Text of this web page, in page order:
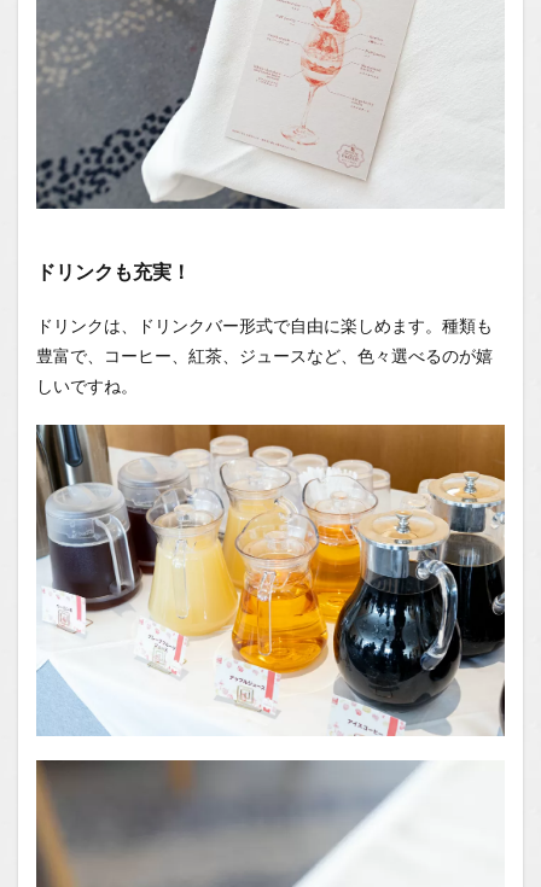
ドリンクも充実！
ドリンクは、ドリンクバー形式で自由に楽しめます。種類も
豊富で、コーヒー、紅茶、ジュースなど、色々選べるのが嬉
しいですね。